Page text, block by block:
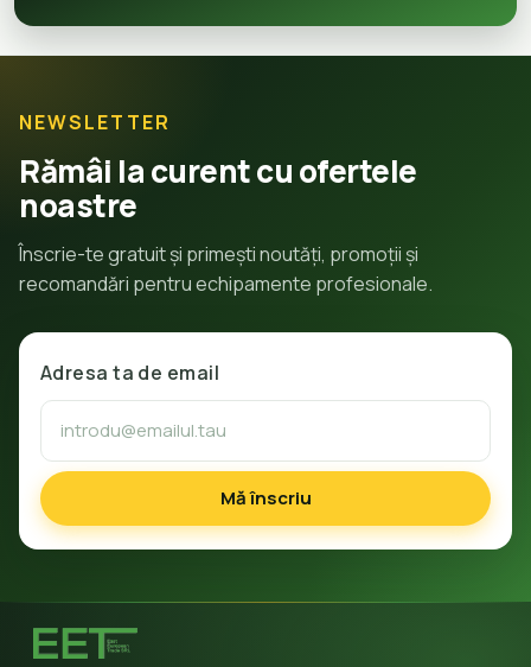
NEWSLETTER
Rămâi la curent cu ofertele
noastre
Înscrie-te gratuit și primești noutăți, promoții și
recomandări pentru echipamente profesionale.
Adresa ta de email
Mă înscriu